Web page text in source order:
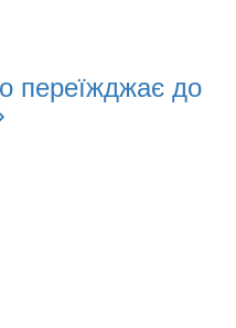
переїжджає до